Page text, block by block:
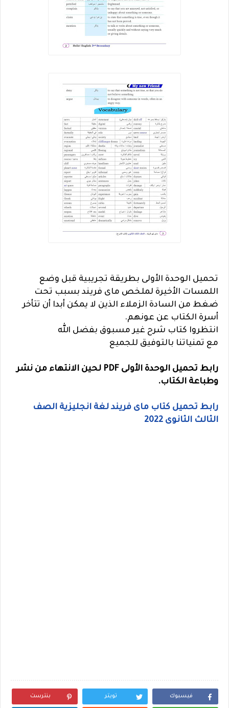
تحميل الوحدة الأولى بطريقة تجريبية قبل وضع
اللمسات الأخيرة لملخص ماى فريند بسبب تحت
ضغط من السادة الزملاء الذين لا يمكن أبدا أن تتأخر
أسرة الكتاب عن عونهم.
انتظروا كتاب شرح غير مسبوق بفضل الله
مع تمنياتنا بالتوفيق للجميع
رابط تحميل الوحدة الأولى PDF لحين الانتهاء من نشر
وطباعة الكتاب.
رابط تحميل كتاب ماى فريند لغة انجليزية الصف
الثالث الثانوى 2022
فيسبوك تويتر بنترست